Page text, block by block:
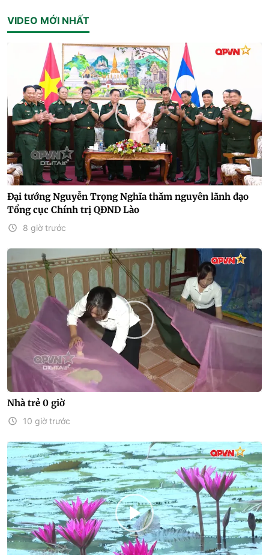
VIDEO MỚI NHẤT
Đại tướng Nguyễn Trọng Nghĩa thăm nguyên lãnh đạo
Tổng cục Chính trị QĐND Lào
8 giờ trước
Nhà trẻ 0 giờ
10 giờ trước